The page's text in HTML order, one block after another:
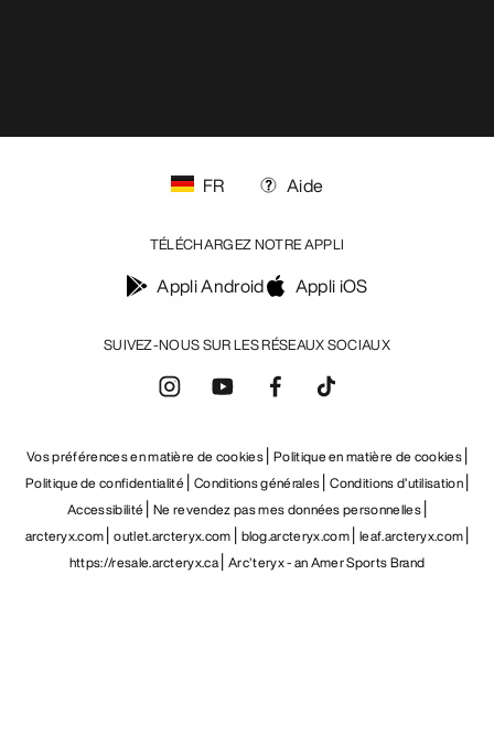
SUIVEZ-NOUS SUR LES RÉSEAUX SOCIAUX
FR Aide
TÉLÉCHARGEZ NOTRE APPLI
Appli Android Appli iOS
Vos préférences en matière de cookies Politique en matière de cookies
Politique de confidentialité Conditions générales Conditions d’utilisation
Accessibilité Ne revendez pas mes données personnelles
arcteryx.com outlet.arcteryx.com blog.arcteryx.com leaf.arcteryx.com
https://resale.arcteryx.ca Arc'teryx - an Amer Sports Brand